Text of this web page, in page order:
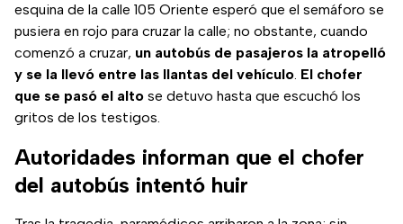
esquina de la calle 105 Oriente esperó que el semáforo se
pusiera en rojo para cruzar la calle; no obstante, cuando
comenzó a cruzar, un autobús de pasajeros la atropelló
y se la llevó entre las llantas del vehículo. El chofer
que se pasó el alto se detuvo hasta que escuchó los
gritos de los testigos.
Autoridades informan que el chofer
del autobús intentó huir